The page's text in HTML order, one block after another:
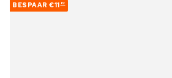
BESPAAR €11 82